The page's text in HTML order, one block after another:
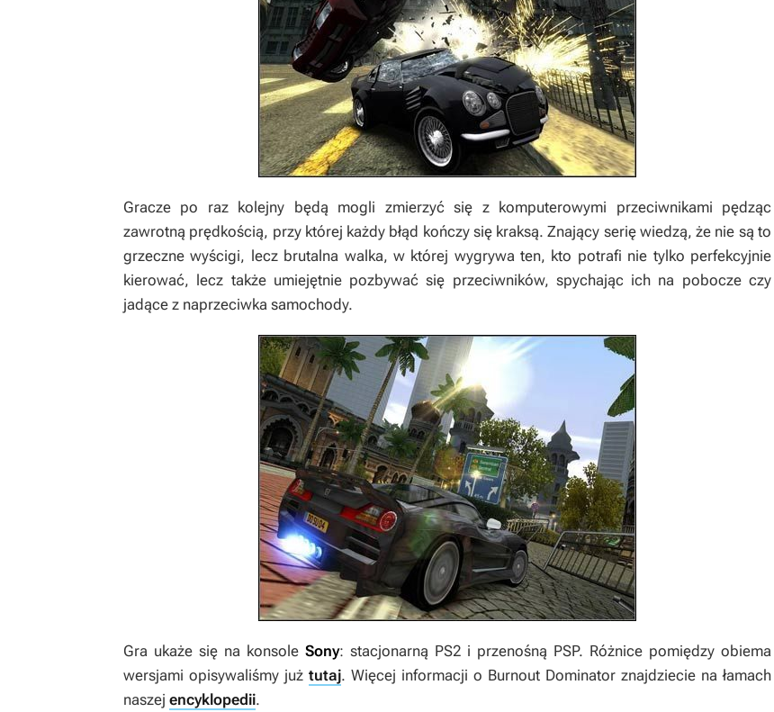
Gracze po raz kolejny będą mogli zmierzyć się z komputerowymi przeciwnikami pędząc
zawrotną prędkością, przy której każdy błąd kończy się kraksą. Znający serię wiedzą, że nie są to
grzeczne wyścigi, lecz brutalna walka, w której wygrywa ten, kto potrafi nie tylko perfekcyjnie
kierować, lecz także umiejętnie pozbywać się przeciwników, spychając ich na pobocze czy
jadące z naprzeciwka samochody.
Gra ukaże się na konsole Sony: stacjonarną PS2 i przenośną PSP. Różnice pomiędzy obiema
wersjami opisywaliśmy już tutaj. Więcej informacji o Burnout Dominator znajdziecie na łamach
naszej encyklopedii.